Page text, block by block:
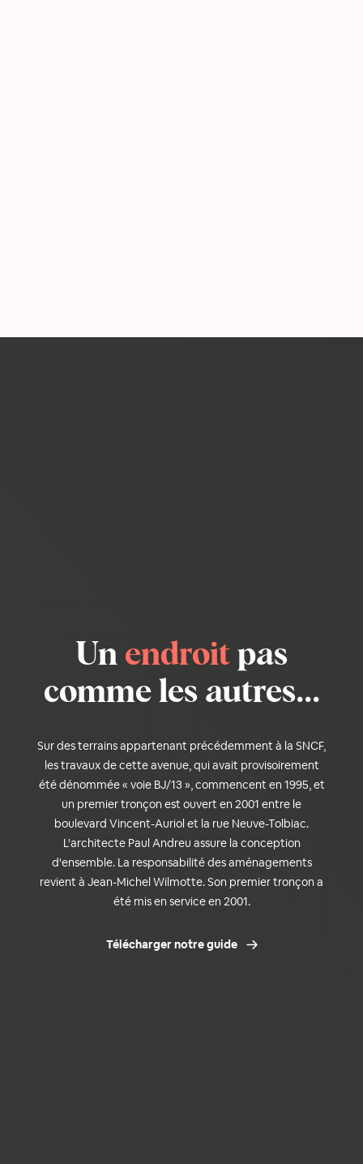
Un endroit pas
comme les autres...
Sur des terrains appartenant précédemment à la SNCF,
les travaux de cette avenue, qui avait provisoirement
été dénommée « voie BJ/13 », commencent en 1995, et
un premier tronçon est ouvert en 2001 entre le
boulevard Vincent-Auriol et la rue Neuve-Tolbiac.
L'architecte Paul Andreu assure la conception
d'ensemble. La responsabilité des aménagements
revient à Jean-Michel Wilmotte. Son premier tronçon a
été mis en service en 2001.
Télécharger notre guide